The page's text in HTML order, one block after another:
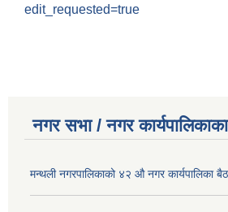
edit_requested=true
नगर सभा / नगर
मन्थली नगरपालिकाको ४२ औ नगर कार्यपालिका